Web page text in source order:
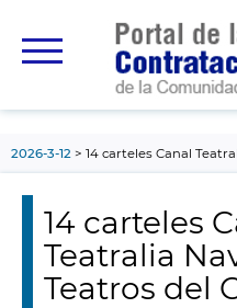
principal
2026-3-12 14 carteles Canal
14 carteles
Teatralia
Teatros del